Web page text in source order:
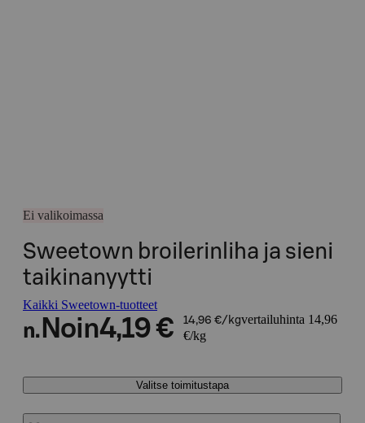
Ei valikoimassa
Sweetown broilerinliha ja sieni
taikinanyytti
Kaikki Sweetown-tuotteet
n. Noin4,19 € 14,96 €/kgvertailuhinta 14,96
€/kg
Valitse toimitustapa